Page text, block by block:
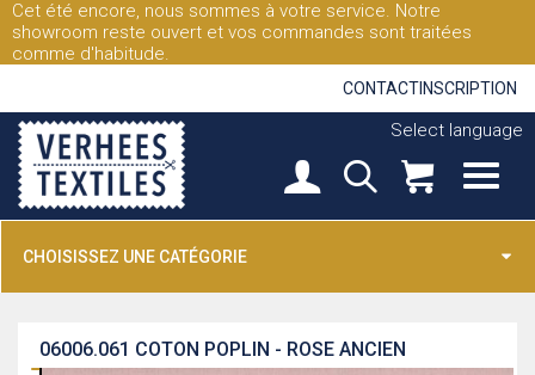
Cet été encore, nous sommes à votre service. Notre
showroom reste ouvert et vos commandes sont traitées
comme d'habitude.
CONTACT INSCRIPTION
Select language
CHOISISSEZ UNE CATÉGORIE
COTON POPLIN - ROSE ANCIEN
06006.061